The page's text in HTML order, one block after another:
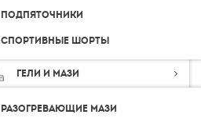
Подпяточники
Спортивные шорты
Гели и мази
Разогревающие мази